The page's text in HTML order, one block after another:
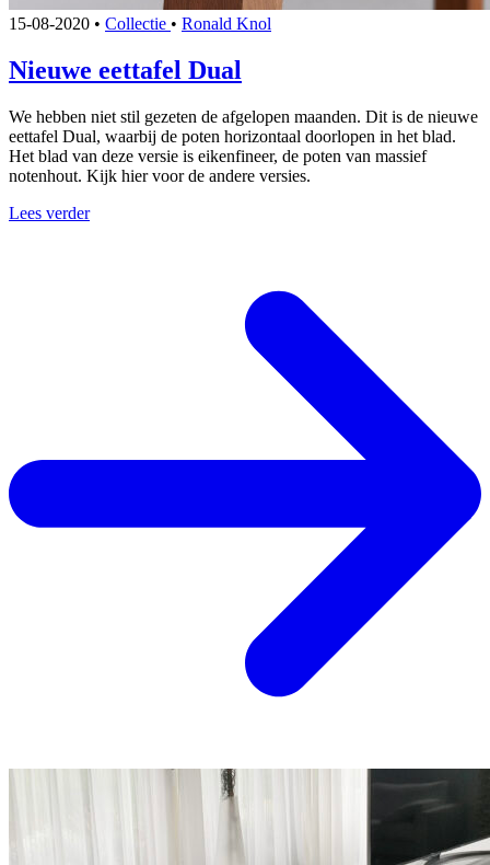
15-08-2020 • Collectie • Ronald Knol
Nieuwe eettafel Dual
We hebben niet stil gezeten de afgelopen maanden. Dit is de nieuwe
eettafel Dual, waarbij de poten horizontaal doorlopen in het blad.
Het blad van deze versie is eikenfineer, de poten van massief
notenhout. Kijk hier voor de andere versies.
Lees verder